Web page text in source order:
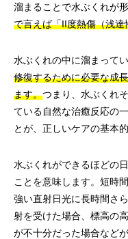
溜まることで水ぶくれが形
で言えば「II度熱傷（浅
水ぶくれの中に溜まって
修復するために必要な成
ます。つまり、水ぶくれ
ている自然な治癒反応の
とが、正しいケアの基本
水ぶくれができるほどの
ことを意味します。短時
強い直射日光に長時間さ
射を受けた場合、標高の
が不十分だった場合など